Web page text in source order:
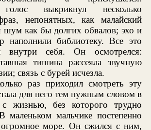
голос выкрикнул несколько
непонятных, как малайский
шум как бы долгих обвалов; эхо и
наполнили библиотеку. Все это
внутри себя. Он осмотрелся:
тишина рассеяла звучную
связь с бурей исчезла.
раз приходил смотреть эту
для него тем нужным словом в
жизнью, без которого трудно
маленьком мальчике постепенно
огромное море. Он сжился с ним,